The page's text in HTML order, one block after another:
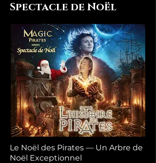
Spectacle de Noël
Le Noël des Pirates — Un Arbre de
Noël Exceptionnel